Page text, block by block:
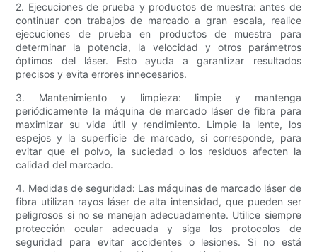
2. Ejecuciones de prueba y productos de muestra: antes de
continuar con trabajos de marcado a gran escala, realice
ejecuciones de prueba en productos de muestra para
determinar la potencia, la velocidad y otros parámetros
óptimos del láser. Esto ayuda a garantizar resultados
precisos y evita errores innecesarios.
3. Mantenimiento y limpieza: limpie y mantenga
periódicamente la máquina de marcado láser de fibra para
maximizar su vida útil y rendimiento. Limpie la lente, los
espejos y la superficie de marcado, si corresponde, para
evitar que el polvo, la suciedad o los residuos afecten la
calidad del marcado.
4. Medidas de seguridad: Las máquinas de marcado láser de
fibra utilizan rayos láser de alta intensidad, que pueden ser
peligrosos si no se manejan adecuadamente. Utilice siempre
protección ocular adecuada y siga los protocolos de
seguridad para evitar accidentes o lesiones. Si no está